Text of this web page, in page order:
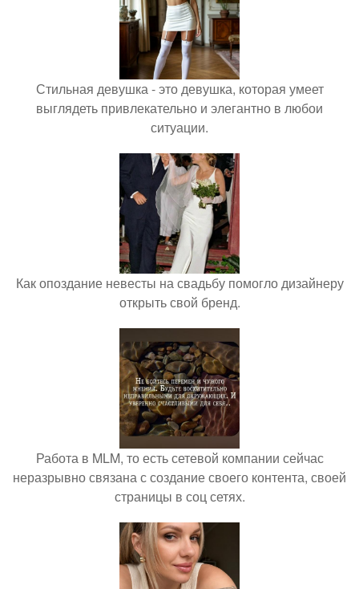
Стильная девушка - это девушка, которая умеет
выглядеть привлекательно и элегантно в любои
ситуации.
Как опоздание невесты на свадьбу помогло дизайнеру
открыть свой бренд.
Работа в MLM, то есть сетевой компании сейчас
неразрывно связана с создание своего контента, своей
страницы в соц сетях.